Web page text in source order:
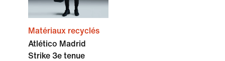
Matériaux recyclés
Atlético Madrid
Strike 3e tenue